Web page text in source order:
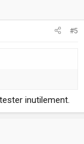
#5
inutilement.